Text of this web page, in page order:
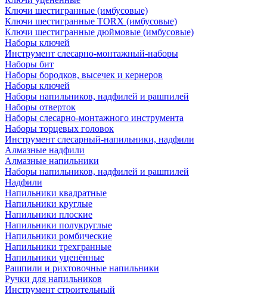
Ключи шестигранные (имбусовые)
Ключи шестигранные TORX (имбусовые)
Ключи шестигранные дюймовые (имбусовые)
Наборы ключей
Инструмент слесарно-монтажный-наборы
Наборы бит
Наборы бородков, высечек и кернеров
Наборы ключей
Наборы напильников, надфилей и рашпилей
Наборы отверток
Наборы слесарно-монтажного инструмента
Наборы торцевых головок
Инструмент слесарный-напильники, надфили
Алмазные надфили
Алмазные напильники
Наборы напильников, надфилей и рашпилей
Надфили
Напильники квадратные
Напильники круглые
Напильники плоские
Напильники полукруглые
Напильники ромбические
Напильники трехгранные
Напильники уценённые
Рашпили и рихтовочные напильники
Ручки для напильников
Инструмент строительный